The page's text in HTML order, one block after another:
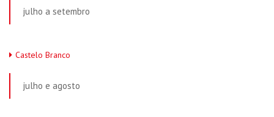
julho a setembro
Castelo Branco
julho e agosto